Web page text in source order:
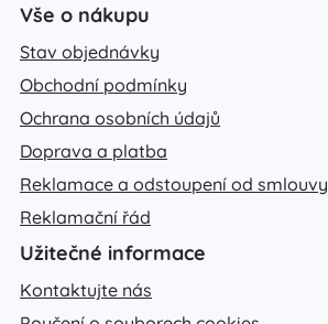
Vše o nákupu
Stav objednávky
Obchodní podmínky
Ochrana osobních údajů
Doprava a platba
Reklamace a odstoupení od smlouvy
Reklamační řád
Užitečné informace
Kontaktujte nás